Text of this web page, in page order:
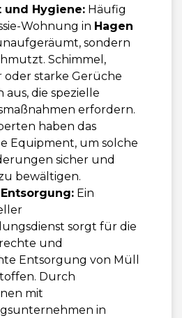
und Hygiene: Häufig
Wohnung in Hagen
sondern
Schimmel,
oder starke Gerüche
aus, die spezielle
erfordern.
haben das
Equipment, um solche
sicher und
bewältigen.
Ein
sorgt für die
und
Entsorgung von Müll
Durch
mit
in